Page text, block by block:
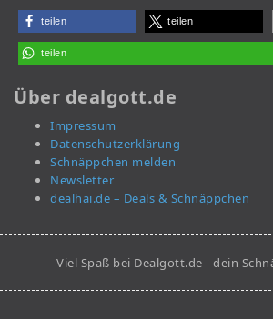
teilen teilen
teilen
Über dealgott.de
Impressum
Datenschutzerklärung
Schnäppchen melden
Newsletter
dealhai.de – Deals & Schnäppchen
Viel Spaß bei Dealgott.de - dein